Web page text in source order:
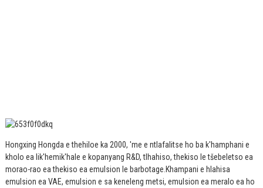
Hongxing Hongda e thehiloe ka 2000, 'me e ntlafalitse ho ba k'hamphani e
kholo ea lik'hemik'hale e kopanyang R&D, tlhahiso, thekiso le tšebeletso ea
morao-rao ea thekiso ea emulsion le barbotage. Khampani e hlahisa
emulsion ea VAE, emulsion e sa keneleng metsi, emulsion ea meralo ea ho